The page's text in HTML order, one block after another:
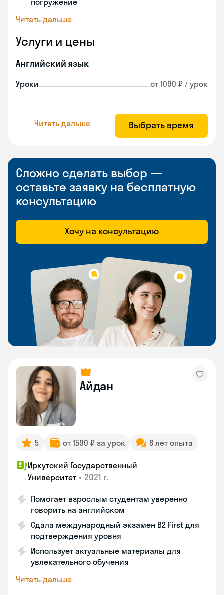
Читать дальше
Услуги и цены
Английский язык
Уроки от 1090 ₽ / урок
Читать дальше Выбрать время
Сложно сделать выбор —
оставьте заявку на бесплатную
консультацию
Хочу на консультацию
Айдан
5 от 1590 ₽ за урок 8 лет опыта
Иркутский Государственный
Университет • 2021 г.
Помогает взрослым студентам уверенно
говорить на английском
Сдала международный экзамен B2 First для
подтверждения уровня
Использует актуальные материалы для
увлекательного обучения
Читать дальше